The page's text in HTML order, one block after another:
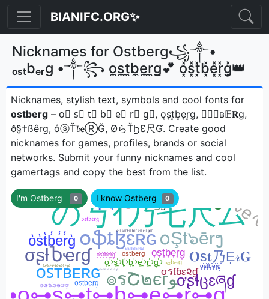
BIANIFC.ORG✨
Nicknames for Ostberg꧁༒•
ₒₛₜbₑᵣg •༒꧂ o̼s̼t̼b̼e̼r̼g̼💕 o͓̽s͓̽t͓̽b͓̽e͓̽r͓̽g͓̽👑
Nicknames, stylish text, symbols and cool fonts for
ostberg – o⃣ s⃣ t⃣ b⃣ e⃣ r⃣ g⃣, o͙s͙t͙b͙e͙r͙g͙, ｏ𝕤𝐭в𝔼𝐑g,
ð§†ßêrg, όⓢŤ𝓫𝐞ⓇĞ, ØらŤϦƐ尺Ɠㅤ. Create good
nicknames for games, profiles, brands or social
networks. Submit your funny nicknames and cool
gamertags and copy the best from the list.
I'm Ostberg 0 I know Ostberg 0